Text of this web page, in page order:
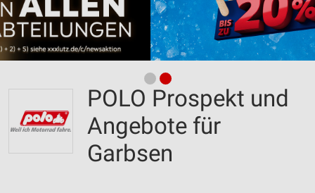
POLO Prospekt und
Angebote für
Garbsen